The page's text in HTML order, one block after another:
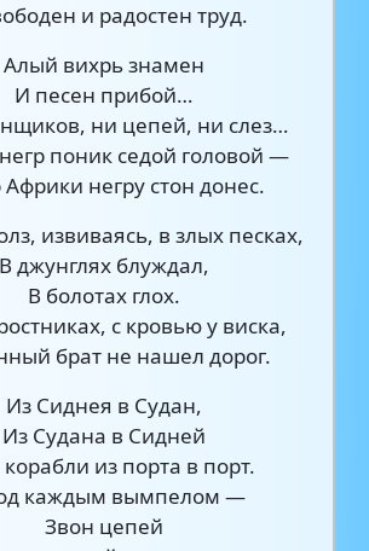
и радостен труд.
Алый вихрь знамен
И песен прибой…
ни цепей, ни слез…
поник седой головой —
Африки негру стон донес.
извиваясь, в злых песках,
В джунглях блуждал,
В болотах глох.
с кровью у виска,
брат не нашел дорог.
Из Сиднея в Судан,
Из Судана в Сидней
корабли из порта в порт.
каждым вымпелом —
Звон цепей